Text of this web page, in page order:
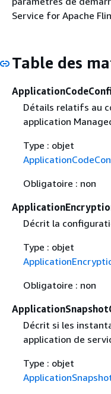
Service for Apache
Table des
Détails relatifs au
application
Type : objet
Obligatoire : non
Décrit la
Type : objet
Obligatoire : non
Décrit si les
application de
Type : objet